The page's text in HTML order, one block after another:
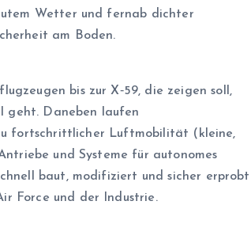
Wetter und fernab dichter
am Boden.
bis zur X‑59, die zeigen soll,
geht. Daneben laufen
fortschrittlicher Luftmobilität (kleine,
und Systeme für autonomes
baut, modifiziert und sicher erprobt
Force und der Industrie.